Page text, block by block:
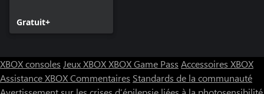
Gratuit+
XBOX consoles Jeux XBOXXBOX Game Pass Accessoires XBOX
Assistance XBOXCommentaires Standards de la communauté